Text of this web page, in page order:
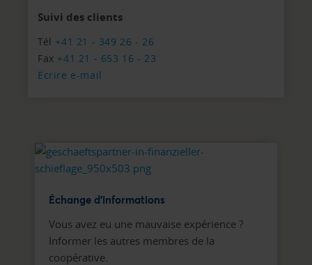
Suivi des clients
Tél +41 21 - 349 26 - 26
Fax +41 21 - 653 16 - 23
Ecrire e-mail
Échange d'informations
Vous avez eu une mauvaise expérience ?
Informer les autres membres de la
coopérative.